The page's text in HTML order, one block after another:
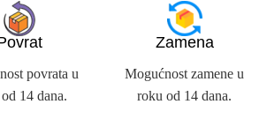
povrata u
14 dana.
Zamena
Mogućnost zamene u
roku od 14 dana.